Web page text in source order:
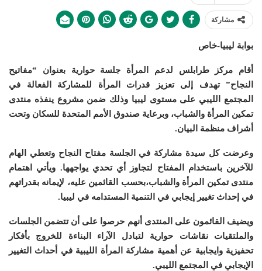
مشاركة
بوابة ليبيا-خاص
أقام مركز طرابلس لدعم المرأة جلسة حوارية بعنوان “مفاتيح
النجاح” تهدف إلى تعزيز قدرات المرأة للمشاركة الفعالة في
المجتمع الليبي على مستوى ليبيا وذلك ضمن مشروع ينفذه منتدى
تمكين المرأة والشباب، وبرعاية صندوق الأمم المتحدة للسكان وتحت
أشراف منظمة البيان.
وعرضت كل سيدة مشاركة في الجلسة مفتاح النجاح وتعطي الهام
للآخرين باستخدام المفتاح لتجاوز أي تحدي يواجهها. ويأتي اهتمام
منتدى تمكين المرأة والشباب،بحسب القائمين عليه، لإيمانه بقدراتهم
في إحداث تغيير إيجابي في التنمية المستدامه في ليبيا.
ويضيف القائمون على المنتدى أنهم حرصوا على أن تتضمن الجلسات
والملتقيات نقاشات حوارية لتبادل الآراء البناءة للخروج بأفكار
تحفيزية وايجابية عن أهمية مشاركة المرأة الليبية في أحداث التغيير
الإيجابي في المجتمع الليبي.